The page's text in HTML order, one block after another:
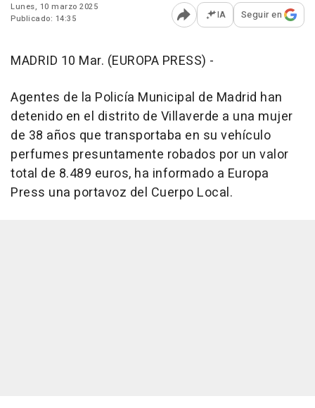
Lunes, 10 marzo 2025
Publicado: 14:35
Abrir opciones para
IA Seguir en
MADRID 10 Mar. (EUROPA PRESS) -
Agentes de la Policía Municipal de Madrid han
detenido en el distrito de Villaverde a una mujer
de 38 años que transportaba en su vehículo
perfumes presuntamente robados por un valor
total de 8.489 euros, ha informado a Europa
Press una portavoz del Cuerpo Local.